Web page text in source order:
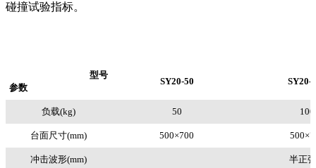
碰撞试验指标。
型号
参数
SY20-50 SY20-
负载(kg) 50 100
台面尺寸(mm) 500×700
冲击波形(mm) 半正